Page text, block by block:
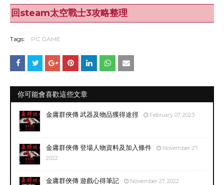
回steam太空戰士3攻略整理
Tags: PC GAME
你可能會喜歡這些文章
金庸群俠傳 武器及物品獲得途徑 February 07, 2023
金庸群俠傳 登場人物資料及加入條件
November 27,
2022
金庸群俠傳 遊戲心得筆記 November 27, 2022